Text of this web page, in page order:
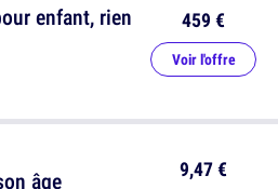
enfant, rien
459 €
Voir l'offre
âge 9,47 €